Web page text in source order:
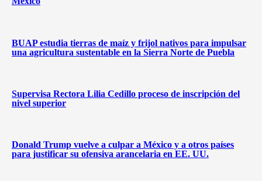
BUAP estudia tierras de maíz y frijol nativos para impulsar
una agricultura sustentable en la Sierra Norte de Puebla
Supervisa Rectora Lilia Cedillo proceso de inscripción del
nivel superior
Donald Trump vuelve a culpar a México y a otros países
para justificar su ofensiva arancelaria en EE. UU.